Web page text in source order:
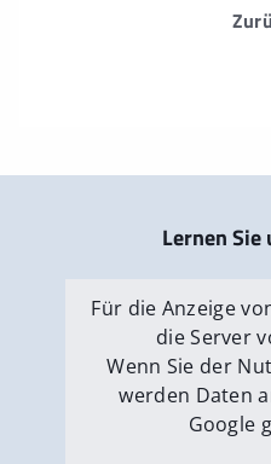
Lernen Sie
Für die Anzeige
die Server
Wenn Sie der
werden Daten
Google